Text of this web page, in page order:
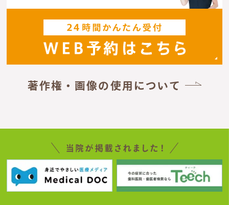
著作権・画像の使用について